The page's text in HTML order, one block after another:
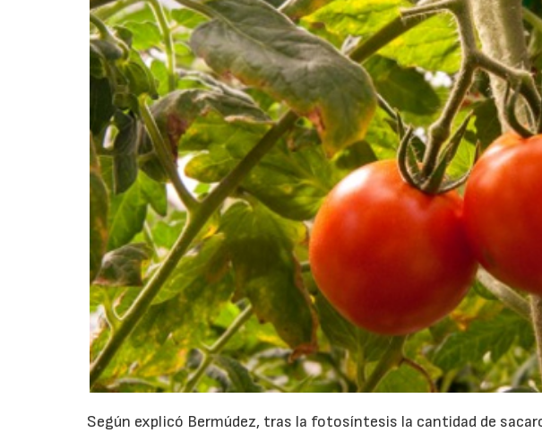
Según explicó Bermúdez, tras la fotosíntesis la cantidad de